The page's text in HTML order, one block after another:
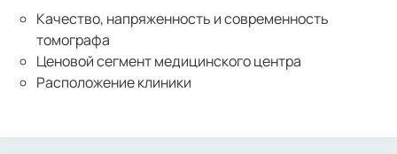
Качество, напряженность и современность
томографа
Ценовой сегмент медицинского центра
Расположение клиники